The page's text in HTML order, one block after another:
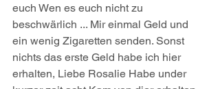
euch Wen es euch nicht zu
beschwärlich ... Mir einmal Geld und
ein wenig Zigaretten senden. Sonst
nichts das erste Geld habe ich hier
erhalten, Liebe Rosalie Habe under